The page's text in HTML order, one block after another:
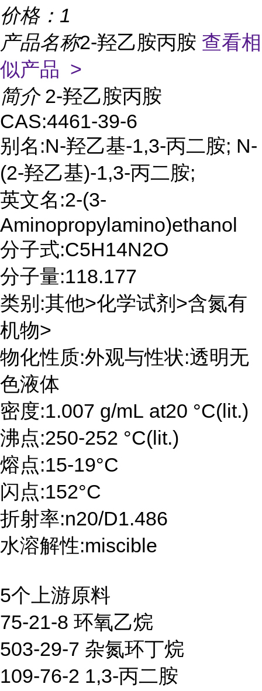
价格： 1
产品名称2-羟乙胺丙胺 查看相
似产品 >
简介 2-羟乙胺丙胺
CAS:4461-39-6
别名:N-羟乙基-1,3-丙二胺; N-
(2-羟乙基)-1,3-丙二胺;
英文名:2-(3-
Aminopropylamino)ethanol
分子式:C5H14N2O
分子量:118.177
类别:其他>化学试剂>含氮有
机物>
物化性质:外观与性状:透明无
色液体
密度:1.007 g/mL at20 °C(lit.)
沸点:250-252 °C(lit.)
熔点:15-19°C
闪点:152°C
折射率:n20/D1.486
水溶解性:miscible
5个上游原料
75-21-8 环氧乙烷
503-29-7 杂氮环丁烷
109-76-2 1,3-丙二胺